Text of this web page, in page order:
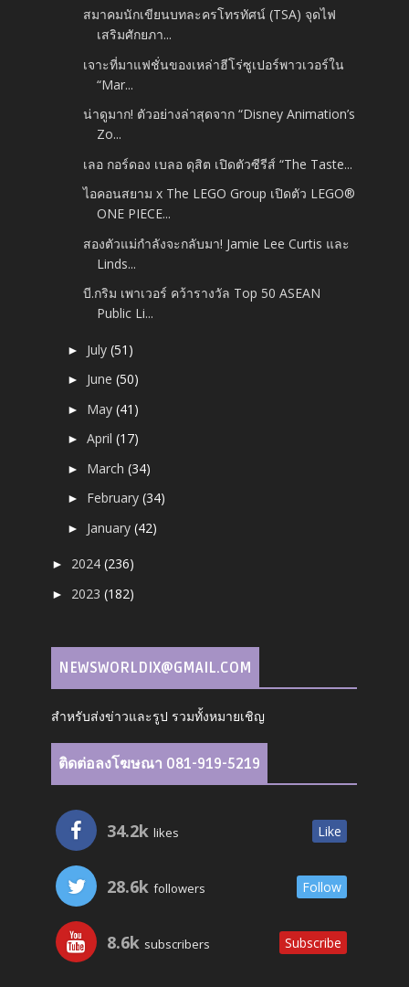
สมาคมนักเขียนบทละครโทรทัศน์ (TSA) จุดไฟ
เสริมศักยภา...
เจาะที่มาแฟชั่นของเหล่าฮีโร่ซูเปอร์พาวเวอร์ใน
“Mar...
น่าดูมาก! ตัวอย่างล่าสุดจาก “Disney Animation’s
Zo...
เลอ กอร์ดอง เบลอ ดุสิต เปิดตัวซีรีส์ “The Taste...
ไอคอนสยาม x The LEGO Group เปิดตัว LEGO®
ONE PIECE...
สองตัวแม่กำลังจะกลับมา! Jamie Lee Curtis และ
Linds...
บี.กริม เพาเวอร์ คว้ารางวัล Top 50 ASEAN
Public Li...
► July(51)
► June(50)
► May(41)
►April(17)
► March(34)
► February(34)
► January(42)
► 2024(236)
► 2023(182)
NEWSWORLDIX@GMAIL.COM
สำหรับส่งข่าวและรูป รวมทั้งหมายเชิญ
ติดต่อลงโฆษณา 081-919-5219
34.2k likes Like
28.6k followers Follow
8.6k subscribers Subscribe